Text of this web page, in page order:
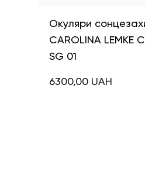
Окуляри
CAROLINA LEMKE
SG 01
6300,00 UAH